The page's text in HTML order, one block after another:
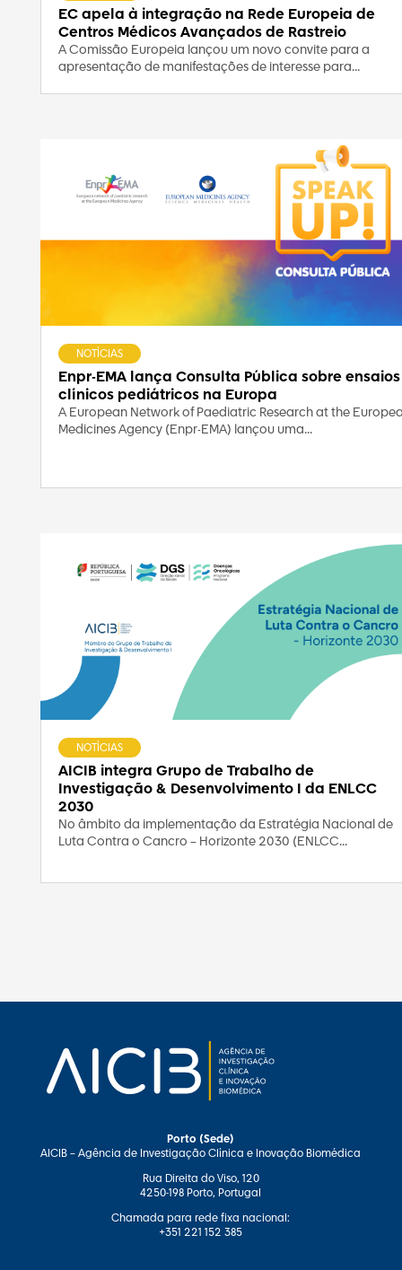
EC apela à integração na Rede Europeia de
Centros Médicos Avançados de Rastreio
A Comissão Europeia lançou um novo convite para a
apresentação de manifestações de interesse para...
Enpr-EMA lança Consulta Pública sobre ensaios
clínicos pediátricos na Europa
NOTÍCIAS
A European Network of Paediatric Research at the
Medicines Agency (Enpr-EMA) lançou uma...
AICIB integra Grupo de Trabalho de
Investigação & Desenvolvimento I da ENLCC
2030
NOTÍCIAS
No âmbito da implementação da Estratégia Nacional de
Luta Contra o Cancro – Horizonte 2030 (ENLCC...
Porto (Sede)
AICIB – Agência de Investigação Clínica e Inovação Biomédica
Rua Direita do Viso, 120
4250-198 Porto, Portugal
Chamada para rede fixa nacional:
+351 221 152 385